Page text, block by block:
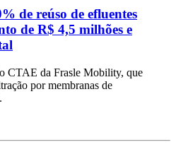
de reúso de efluentes
de R$ 4,5 milhões e
CTAE da Frasle Mobility, que
por membranas de